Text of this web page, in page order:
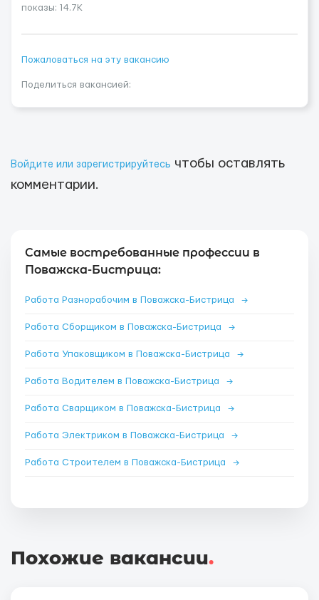
показы: 14.7K
Пожаловаться на эту вакансию
Поделиться вакансией:
Войдите или зарегистрируйтесь чтобы оставлять
комментарии.
Самые востребованные профессии в
Поважска-Бистрица:
Работа Разнорабочим в Поважска-Бистрица →
Работа Сборщиком в Поважска-Бистрица →
Работа Упаковщиком в Поважска-Бистрица →
Работа Водителем в Поважска-Бистрица →
Работа Сварщиком в Поважска-Бистрица →
Работа Электриком в Поважска-Бистрица →
Работа Строителем в Поважска-Бистрица →
Похожие вакансии.